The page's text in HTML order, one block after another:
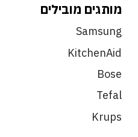
מותגים מובילים
Samsung
KitchenAid
Bose
Tefal
Krups